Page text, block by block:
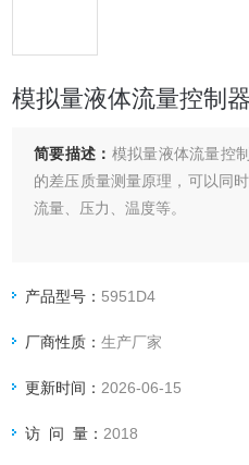
模拟量液体流量控制器
简要描述： 模拟量液体流量控
的差压质量测量原理，可以同
流量、压力、温度等。
产品型号： 5951D4
厂商性质：生产厂家
更新时间： 2026-06-15
访 问 量： 2018